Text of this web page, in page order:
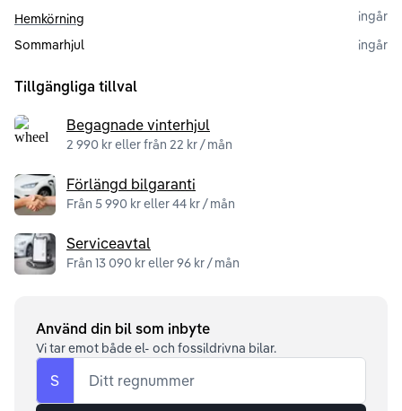
Hemkörning
ingår
Sommarhjul
ingår
Tillgängliga tillval
Begagnade vinterhjul
2 990 kr eller från 22 kr / mån
Förlängd bilgaranti
Från 5 990 kr eller 44 kr / mån
Serviceavtal
Från 13 090 kr eller 96 kr / mån
Använd din bil som inbyte
Vi tar emot både el- och fossildrivna bilar.
S Ditt regnummer